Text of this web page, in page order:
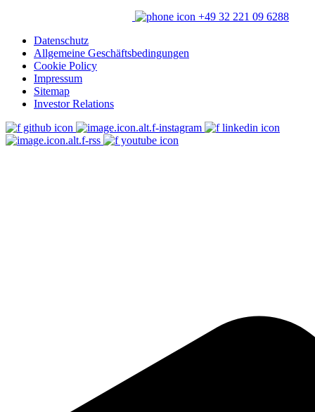
+49 32 221 09 6288
Datenschutz
Allgemeine Geschäftsbedingungen
Cookie Policy
Impressum
Sitemap
Investor Relations